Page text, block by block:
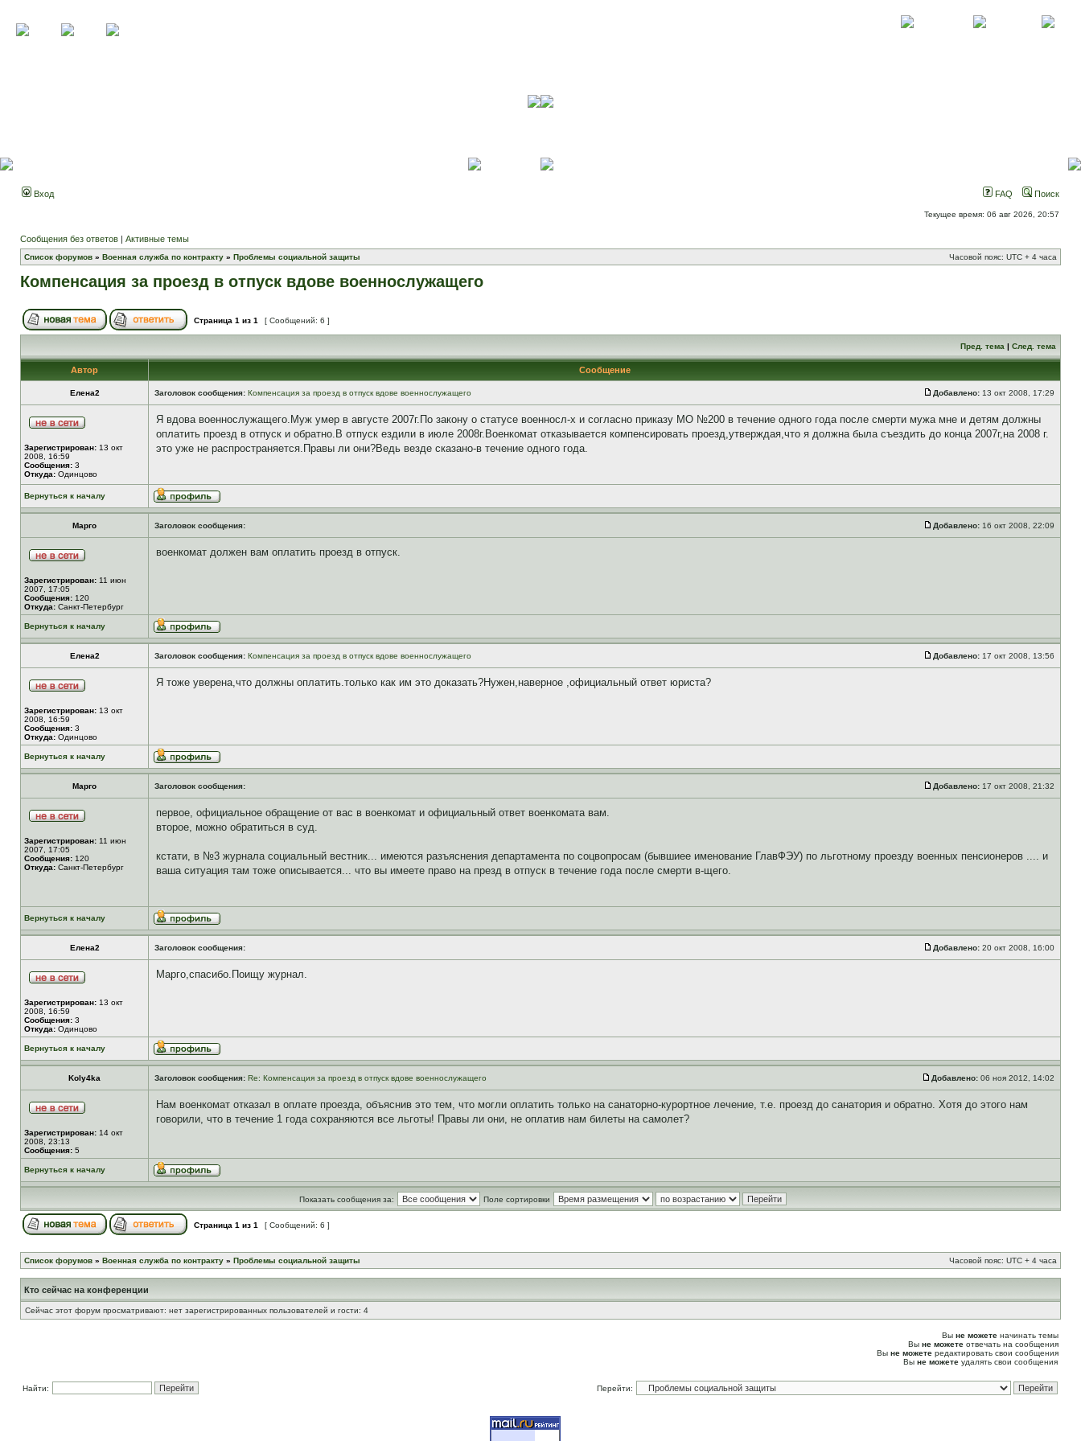
Вход FAQ Поиск
Текущее время: 06 авг 2026, 20:57
Сообщения без ответов | Активные темы
Список форумов » Военная служба по контракту » Проблемы социальной защиты Часовой пояс: UTC + 4 часа
Компенсация за проезд в отпуск вдове военнослужащего
Страница 1 из 1 [ Сообщений: 6 ]
Пред. тема | След. тема
Автор Сообщение
Елена2 Заголовок сообщения: Компенсация за проезд в отпуск вдове военнослужащего Добавлено: 13 окт 2008, 17:29
Зарегистрирован: 13 окт
2008, 16:59
Сообщения: 3
Откуда: Одинцово
Я вдова военнослужащего.Муж умер в августе 2007г.По закону о статусе военносл-х и согласно приказу МО №200 в течение одного года после смерти мужа мне и детям должны
оплатить проезд в отпуск и обратно.В отпуск ездили в июле 2008г.Военкомат отказывается компенсировать проезд,утверждая,что я должна была съездить до конца 2007г,на 2008 г.
это уже не распространяется.Правы ли они?Ведь везде сказано-в течение одного года.
Вернуться к началу
Марго Заголовок сообщения: Добавлено: 16 окт 2008, 22:09
Зарегистрирован: 11 июн
2007, 17:05
Сообщения: 120
Откуда: Санкт-Петербург
военкомат должен вам оплатить проезд в отпуск.
Вернуться к началу
Елена2 Заголовок сообщения: Компенсация за проезд в отпуск вдове военнослужащего Добавлено: 17 окт 2008, 13:56
Зарегистрирован: 13 окт
2008, 16:59
Сообщения: 3
Откуда: Одинцово
Я тоже уверена,что должны оплатить.только как им это доказать?Нужен,наверное ,официальный ответ юриста?
Вернуться к началу
Марго Заголовок сообщения: Добавлено: 17 окт 2008, 21:32
Зарегистрирован: 11 июн
2007, 17:05
Сообщения: 120
Откуда: Санкт-Петербург
первое, официальное обращение от вас в военкомат и официальный ответ военкомата вам.
второе, можно обратиться в суд.
кстати, в №3 журнала социальный вестник... имеются разъяснения департамента по соцвопросам (бывшиее именование ГлавФЭУ) по льготному проезду военных пенсионеров .... и
ваша ситуация там тоже описывается... что вы имеете право на презд в отпуск в течение года после смерти в-щего.
Вернуться к началу
Елена2 Заголовок сообщения: Добавлено: 20 окт 2008, 16:00
Зарегистрирован: 13 окт
2008, 16:59
Сообщения: 3
Откуда: Одинцово
Марго,спасибо.Поищу журнал.
Вернуться к началу
Koly4ka Заголовок сообщения: Re: Компенсация за проезд в отпуск вдове военнослужащего Добавлено: 06 ноя 2012, 14:02
Зарегистрирован: 14 окт
2008, 23:13
Сообщения: 5
Нам военкомат отказал в оплате проезда, объяснив это тем, что могли оплатить только на санаторно-курортное лечение, т.е. проезд до санатория и обратно. Хотя до этого нам
говорили, что в течение 1 года сохраняются все льготы! Правы ли они, не оплатив нам билеты на самолет?
Вернуться к началу
Показать сообщения за: Поле сортировки
Страница 1 из 1 [ Сообщений: 6 ]
Список форумов » Военная служба по контракту » Проблемы социальной защиты Часовой пояс: UTC + 4 часа
Кто сейчас на конференции
Сейчас этот форум просматривают: нет зарегистрированных пользователей и гости: 4
Вы не можете начинать темы
Вы не можете отвечать на сообщения
Вы не можете редактировать свои сообщения
Вы не можете удалять свои сообщения
Найти: Перейти: